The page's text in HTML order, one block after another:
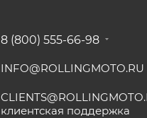
8 (800) 555-66-98
INFO@ROLLINGMOTO.RU
клиентская поддержка